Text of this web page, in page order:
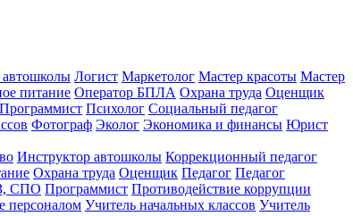
Логист Маркетолог Мастер красоты Мастер
питание Оператор БПЛА Охрана труда Оценщик
Программист Психолог Социальный педагог
Фотограф Эколог Экономика и финансы Юрист
Инструктор автошколы Коррекционный педагог
Охрана труда Оценщик Педагог Педагог
СПО Программист Противодействие коррупции
персоналом Учитель начальных классов Учитель